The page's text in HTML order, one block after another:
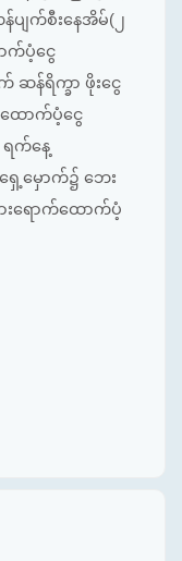
ပျက်စီးနေအိမ်(၂
က်ပံ့ငွေ
ဆန်ရိက္ခာ ဖိုးငွေ
ထောက်ပံ့ငွေ
ရက်နေ့
ရှေ့မှောက်၌ ဘေး
ရောက်ထောက်ပံ့